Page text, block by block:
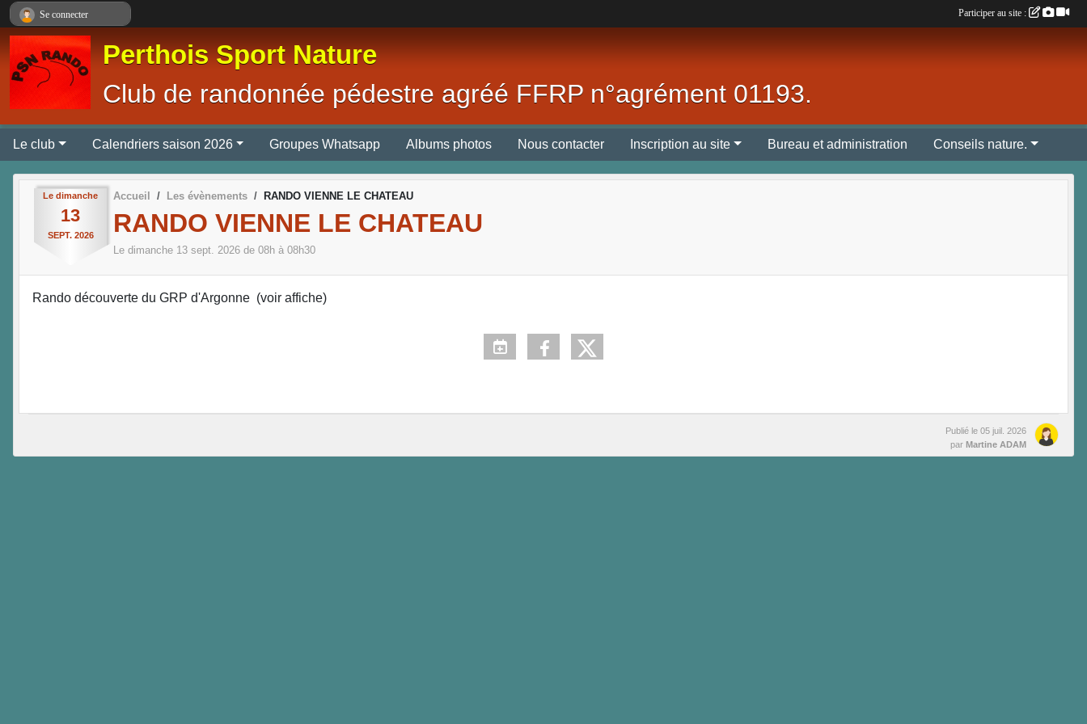
Perthois Sport Nature
Club de randonnée pédestre agréé FFRP n°agrément 01193.
Le club Calendriers saison 2026 Groupes Whatsapp Albums photos Nous contacter Inscription au site Bureau et administration Conseils nature.
Le dimanche
13
SEPT. 2026
Accueil Les évènements RANDO VIENNE LE CHATEAU
RANDO VIENNE LE CHATEAU
Le dimanche 13 sept. 2026 de 08h à 08h30
Rando découverte du GRP d'Argonne (voir affiche)
Publié le 05 juil. 2026
par Martine ADAM
Se connecter Participer au site :
Panneau de gestion des cookies